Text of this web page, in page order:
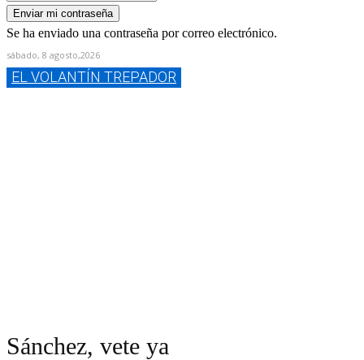
Se ha enviado una contraseña por correo electrónico.
sábado, 8 agosto,2026
EL VOLANTÍN TREPADOR
Sánchez, vete ya